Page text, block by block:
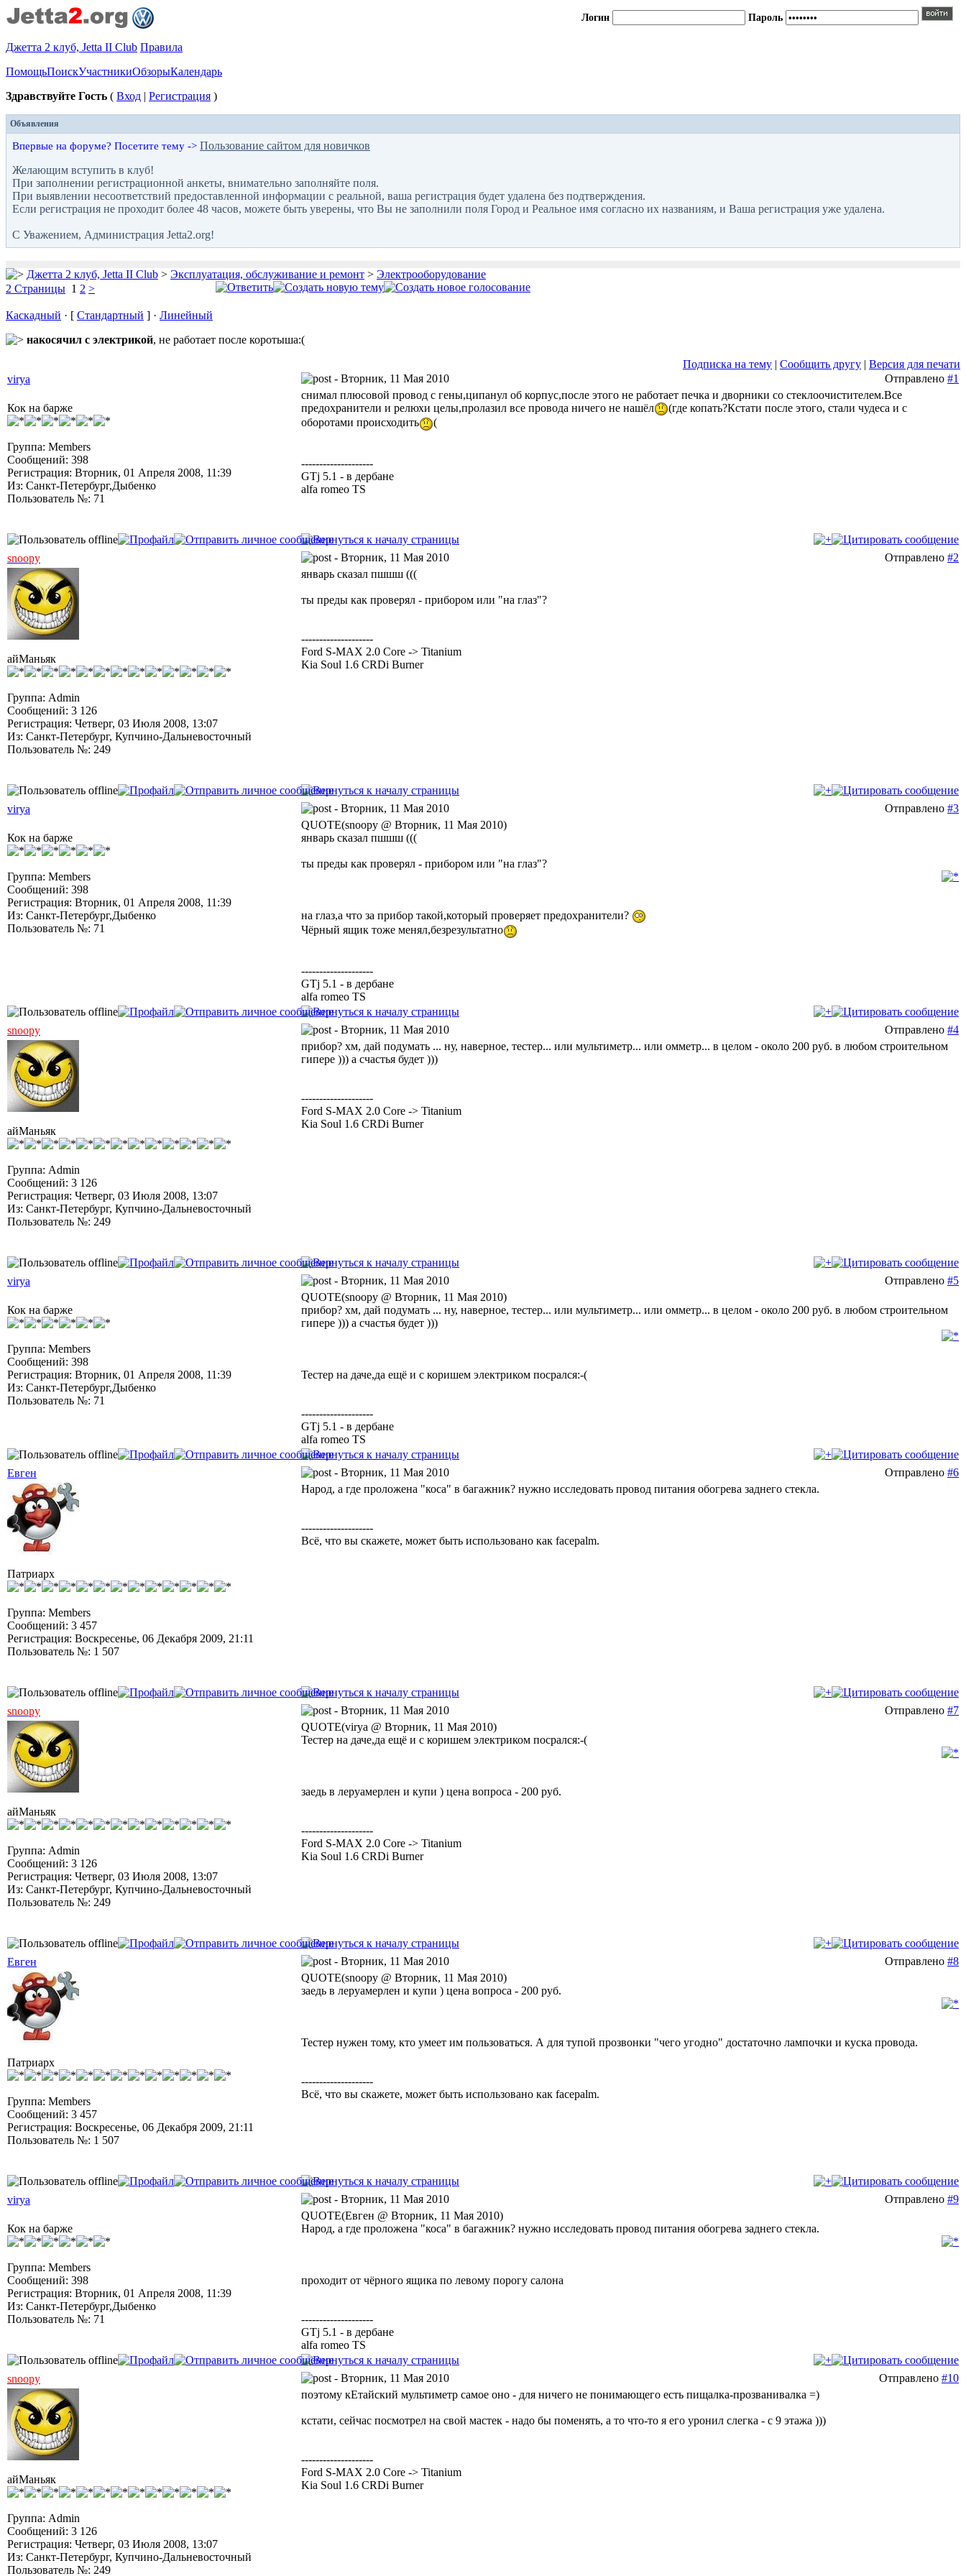
Логин Пароль
Джетта 2 клуб, Jetta II Club Правила
ПомощьПоискУчастникиОбзорыКалендарь
Здравствуйте Гость ( Вход | Регистрация )
Объявления
Впервые на форуме? Посетите тему -> Пользование сайтом для новичков
Желающим вступить в клуб!
При заполнении регистрационной анкеты, внимательно заполняйте поля.
При выявлении несоответствий предоставленной информации с реальной, ваша регистрация будет удалена без подтверждения.
Если регистрация не проходит более 48 часов, можете быть уверены, что Вы не заполнили поля Город и Реальное имя согласно их названиям, и Ваша регистрация уже удалена.
С Уважением, Администрация Jetta2.org!
Джетта 2 клуб, Jetta II Club > Эксплуатация, обслуживание и ремонт > Электрооборудование
2 Страницы 1 2 >
Каскадный · [ Стандартный ] · Линейный
накосячил с электрикой, не работает после коротыша:(
Подписка на тему | Сообщить другу | Версия для печати
virya
- Вторник, 11 Мая 2010 Отправлено #1
Кок на барже
Группа: Members
Сообщений: 398
Регистрация: Вторник, 01 Апреля 2008, 11:39
Из: Санкт-Петербург,Дыбенко
Пользователь №: 71
снимал плюсовой провод с гены,ципанул об корпус,после этого не работает печка и дворники со стеклоочистителем.Все
предохранители и релюхи целы,пролазил все провода ничего не нашёл
(где копать?Кстати после этого, стали чудеса и с
оборотами происходить
(
--------------------
GTj 5.1 - в дербане
alfa romeo TS
snoopy - Вторник, 11 Мая 2010 Отправлено #2
айМаньяк
Группа: Admin
Сообщений: 3 126
Регистрация: Четверг, 03 Июля 2008, 13:07
Из: Санкт-Петербург, Купчино-Дальневосточный
Пользователь №: 249
январь сказал пшшш (((
ты преды как проверял - прибором или "на глаз"?
--------------------
Ford S-MAX 2.0 Core -> Titanium
Kia Soul 1.6 CRDi Burner
virya - Вторник, 11 Мая 2010 Отправлено #3
Кок на барже
Группа: Members
Сообщений: 398
Регистрация: Вторник, 01 Апреля 2008, 11:39
Из: Санкт-Петербург,Дыбенко
Пользователь №: 71
QUOTE(snoopy @ Вторник, 11 Мая 2010)
январь сказал пшшш (((
ты преды как проверял - прибором или "на глаз"?
на глаз,а что за прибор такой,который проверяет предохранители?
Чёрный ящик тоже менял,безрезультатно
--------------------
GTj 5.1 - в дербане
alfa romeo TS
snoopy - Вторник, 11 Мая 2010 Отправлено #4
айМаньяк
Группа: Admin
Сообщений: 3 126
Регистрация: Четверг, 03 Июля 2008, 13:07
Из: Санкт-Петербург, Купчино-Дальневосточный
Пользователь №: 249
прибор? хм, дай подумать ... ну, наверное, тестер... или мультиметр... или омметр... в целом - около 200 руб. в любом строительном
гипере ))) а счастья будет )))
--------------------
Ford S-MAX 2.0 Core -> Titanium
Kia Soul 1.6 CRDi Burner
virya - Вторник, 11 Мая 2010 Отправлено #5
Кок на барже
Группа: Members
Сообщений: 398
Регистрация: Вторник, 01 Апреля 2008, 11:39
Из: Санкт-Петербург,Дыбенко
Пользователь №: 71
QUOTE(snoopy @ Вторник, 11 Мая 2010)
прибор? хм, дай подумать ... ну, наверное, тестер... или мультиметр... или омметр... в целом - около 200 руб. в любом строительном
гипере ))) а счастья будет )))
Тестер на даче,да ещё и с коришем электриком посрался:-(
--------------------
GTj 5.1 - в дербане
alfa romeo TS
Евген - Вторник, 11 Мая 2010 Отправлено #6
Патриарх
Группа: Members
Сообщений: 3 457
Регистрация: Воскресенье, 06 Декабря 2009, 21:11
Пользователь №: 1 507
Народ, а где проложена "коса" в багажник? нужно исследовать провод питания обогрева заднего стекла.
--------------------
Всё, что вы скажете, может быть использовано как facepalm.
snoopy - Вторник, 11 Мая 2010 Отправлено #7
айМаньяк
Группа: Admin
Сообщений: 3 126
Регистрация: Четверг, 03 Июля 2008, 13:07
Из: Санкт-Петербург, Купчино-Дальневосточный
Пользователь №: 249
QUOTE(virya @ Вторник, 11 Мая 2010)
Тестер на даче,да ещё и с коришем электриком посрался:-(
заедь в леруамерлен и купи ) цена вопроса - 200 руб.
--------------------
Ford S-MAX 2.0 Core -> Titanium
Kia Soul 1.6 CRDi Burner
Евген - Вторник, 11 Мая 2010 Отправлено #8
Патриарх
Группа: Members
Сообщений: 3 457
Регистрация: Воскресенье, 06 Декабря 2009, 21:11
Пользователь №: 1 507
QUOTE(snoopy @ Вторник, 11 Мая 2010)
заедь в леруамерлен и купи ) цена вопроса - 200 руб.
Тестер нужен тому, кто умеет им пользоваться. А для тупой прозвонки "чего угодно" достаточно лампочки и куска провода.
--------------------
Всё, что вы скажете, может быть использовано как facepalm.
virya - Вторник, 11 Мая 2010 Отправлено #9
Кок на барже
Группа: Members
Сообщений: 398
Регистрация: Вторник, 01 Апреля 2008, 11:39
Из: Санкт-Петербург,Дыбенко
Пользователь №: 71
QUOTE(Евген @ Вторник, 11 Мая 2010)
Народ, а где проложена "коса" в багажник? нужно исследовать провод питания обогрева заднего стекла.
проходит от чёрного ящика по левому порогу салона
--------------------
GTj 5.1 - в дербане
alfa romeo TS
snoopy - Вторник, 11 Мая 2010 Отправлено #10
айМаньяк
Группа: Admin
Сообщений: 3 126
Регистрация: Четверг, 03 Июля 2008, 13:07
Из: Санкт-Петербург, Купчино-Дальневосточный
Пользователь №: 249
поэтому кЕтайский мультиметр самое оно - для ничего не понимающего есть пищалка-прозванивалка =)
кстати, сейчас посмотрел на свой мастек - надо бы поменять, а то что-то я его уронил слегка - с 9 этажа )))
--------------------
Ford S-MAX 2.0 Core -> Titanium
Kia Soul 1.6 CRDi Burner